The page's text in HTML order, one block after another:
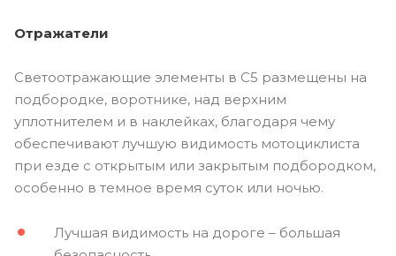
Отражатели
Светоотражающие элементы в C5 размещены на
подбородке, воротнике, над верхним
уплотнителем и в наклейках, благодаря чему
обеспечивают лучшую видимость мотоциклиста
при езде с открытым или закрытым подбородком,
особенно в темное время суток или ночью.
Лучшая видимость на дороге – большая